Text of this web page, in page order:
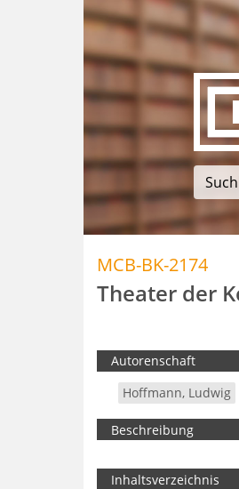
MCB-BK-2174
Theater der
Autorenschaft
Hoffmann, Ludwig
Beschreibung
Inhaltsverzeichnis